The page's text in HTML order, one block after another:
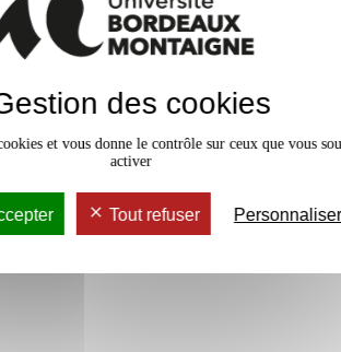
Niveau
d'acquisition
x des cookies
et vous donne le contrôle sur ceux que vous
activer
Tout refuser Personnaliser